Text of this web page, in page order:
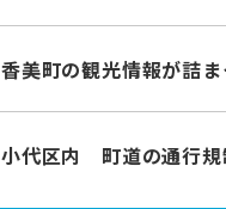
香美町の観光情報が詰
小代区内 町道の通行規